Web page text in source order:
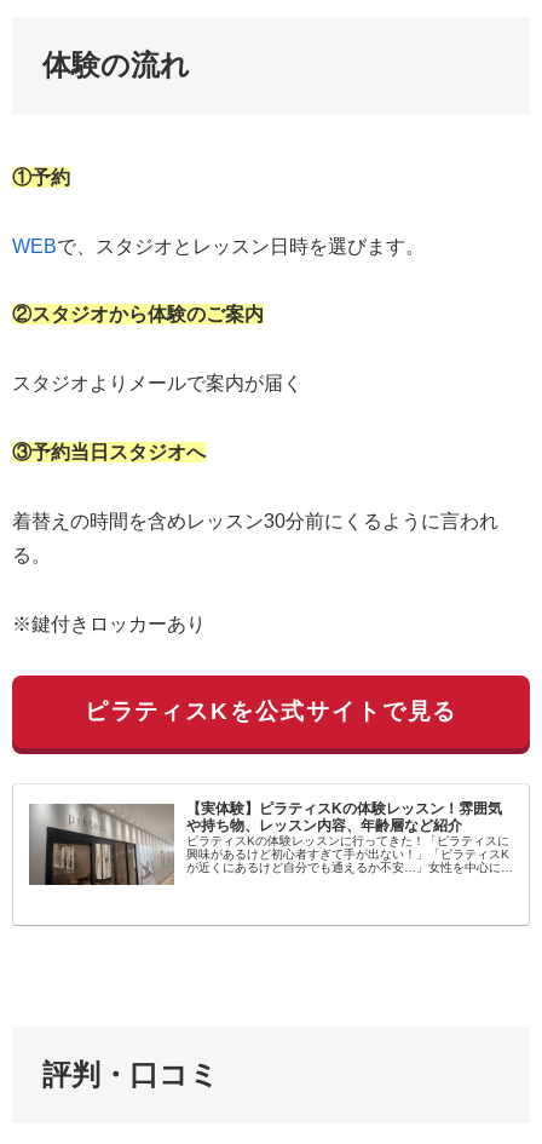
体験の流れ
①予約
WEBで、スタジオとレッスン日時を選びます。
②スタジオから体験のご案内
スタジオよりメールで案内が届く
③予約当日スタジオへ
着替えの時間を含めレッスン30分前にくるように言われ
る。
※鍵付きロッカーあり
ピラティスKを公式サイトで見る
【実体験】ピラティスKの体験レッスン！雰囲気
や持ち物、レッスン内容、年齢層など紹介
ピラティスKの体験レッスンに行ってきた！「ピラティスに
興味があるけど初心者すぎて手が出ない！」「ピラティスK
が近くにあるけど自分でも通えるか不安…」女性を中心に大
評判・口コミ